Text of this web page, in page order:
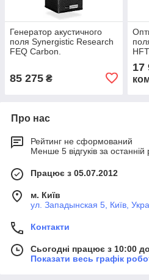
Генератор акустичного
поля Synergistic Research
FEQ Carbon.
85 275 ₴
17
Про нас
Рейтинг не сформований
Менше 5 відгуків за останній
Працює з 05.07.2012
м. Київ
ул. Западынская 5, Київ,
Контакти
Сьогодні працює з 10:00
Показати весь графік